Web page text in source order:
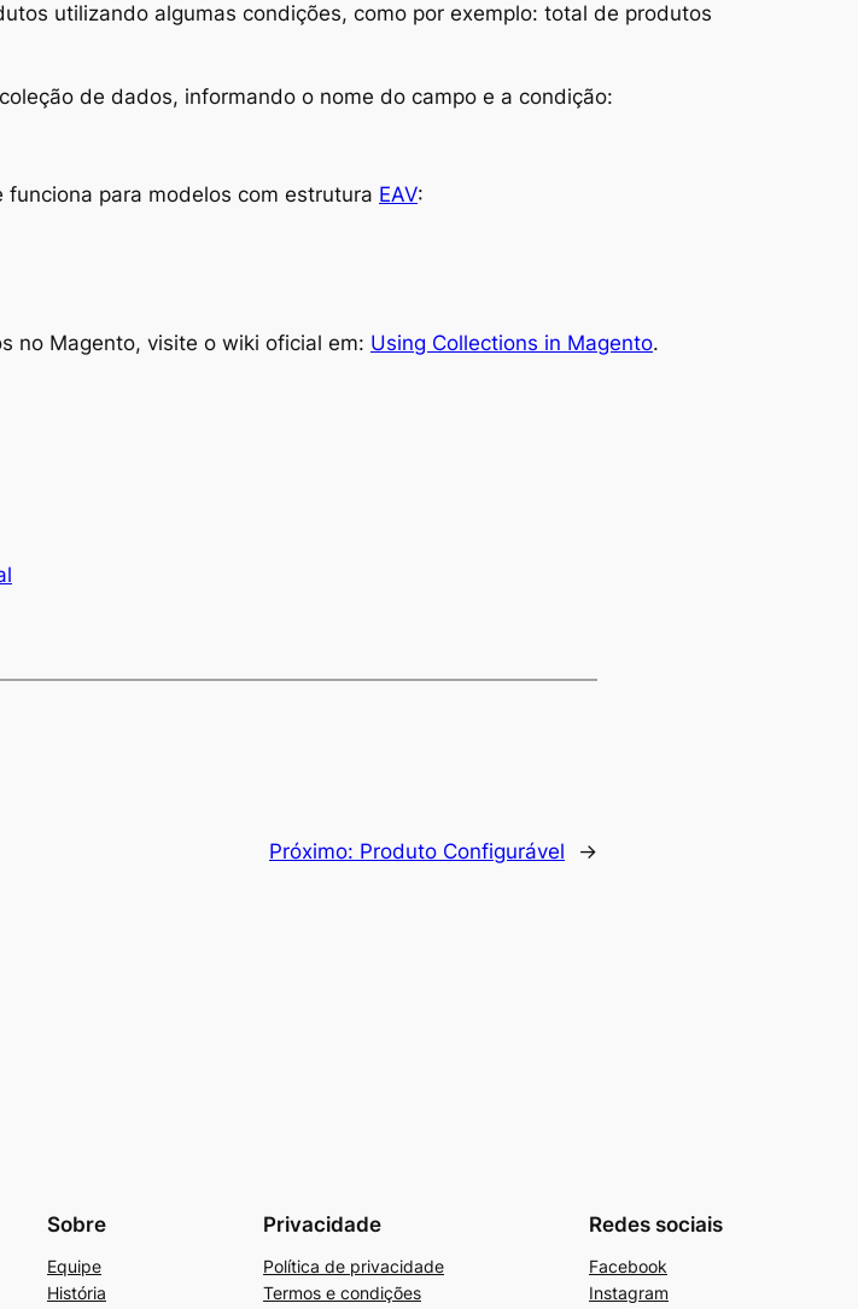
utilizando algumas condições, como por exemplo: total de produtos
de dados, informando o nome do campo e a condição:
funciona para modelos com estrutura EAV:
no Magento, visite o wiki oficial em: Using Collections in Magento.
Próximo: Produto Configurável →
Sobre
Equipe
História
Privacidade
Política de privacidade
Termos e condições
Redes sociais
Facebook
Instagram